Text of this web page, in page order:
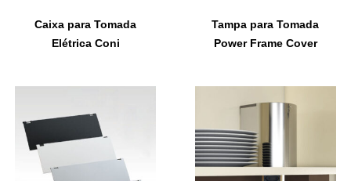
Caixa para Tomada
Elétrica Coni
Tampa para Tomada
Power Frame Cover